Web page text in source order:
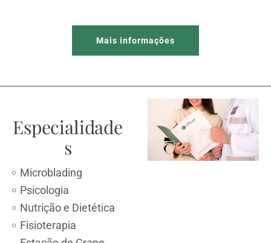
Mais informações
Especialidade
s
Microblading
Psicologia
Nutrição e Dietética
Fisioterapia